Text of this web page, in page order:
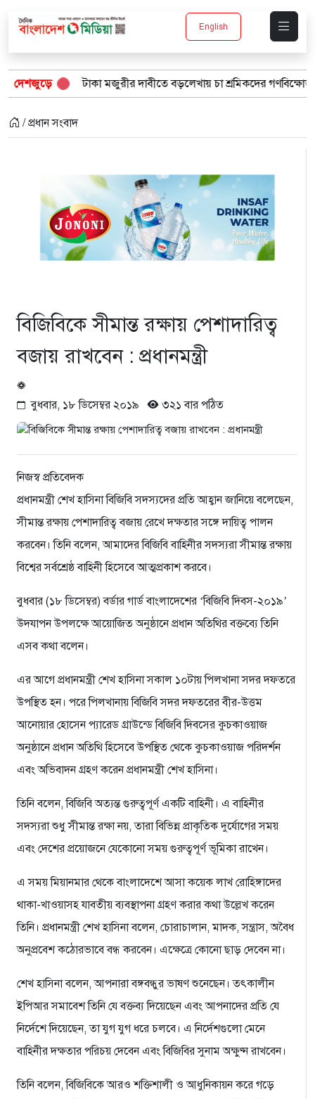
English
দেশজুড়ে
টাকা মজুরীর দাবীতে বড়লেখায় চা শ্রমিকদের গণবিক্ষোভ “১/১১-
/ প্রধান সংবাদ
বিজিবিকে সীমান্ত রক্ষায় পেশাদারিত্ব
বজায় রাখবেন : প্রধানমন্ত্রী
বুধবার, ১৮ ডিসেম্বর ২০১৯ ৩২১ বার পঠিত
নিজস্ব প্রতিবেদক
প্রধানমন্ত্রী শেখ হাসিনা বিজিবি সদস্যদের প্রতি আহ্বান জানিয়ে বলেছেন,
সীমান্ত রক্ষায় পেশাদারিত্ব বজায় রেখে দক্ষতার সঙ্গে দায়িত্ব পালন
করবেন। তিনি বলেন, আমাদের বিজিবি বাহিনীর সদস্যরা সীমান্ত রক্ষায়
বিশ্বের সর্বশ্রেষ্ঠ বাহিনী হিসেবে আত্মপ্রকাশ করবে।
বুধবার (১৮ ডিসেম্বর) বর্ডার গার্ড বাংলাদেশের ‘বিজিবি দিবস-২০১৯’
উদযাপন উপলক্ষে আয়োজিত অনুষ্ঠানে প্রধান অতিথির বক্তব্যে তিনি
এসব কথা বলেন।
এর আগে প্রধানমন্ত্রী শেখ হাসিনা সকাল ১০টায় পিলখানা সদর দফতরে
উপস্থিত হন। পরে পিলখানায় বিজিবি সদর দফতরের বীর-উত্তম
আনোয়ার হোসেন প্যারেড গ্রাউন্ডে বিজিবি দিবসের কুচকাওয়াজ
অনুষ্ঠানে প্রধান অতিথি হিসেবে উপস্থিত থেকে কুচকাওয়াজ পরিদর্শন
এবং অভিবাদন গ্রহণ করেন প্রধানমন্ত্রী শেখ হাসিনা।
তিনি বলেন, বিজিবি অত্যন্ত গুরুত্বপূর্ণ একটি বাহিনী। এ বাহিনীর
সদস্যরা শুধু সীমান্ত রক্ষা নয়, তারা বিভিন্ন প্রাকৃতিক দুর্যোগের সময়
এবং দেশের প্রয়োজনে যেকোনো সময় গুরুত্বপূর্ণ ভূমিকা রাখেন।
এ সময় মিয়ানমার থেকে বাংলাদেশে আসা কয়েক লাখ রোহিঙ্গাদের
থাকা-খাওয়াসহ যাবতীয় ব্যবস্থাপনা গ্রহণ করার কথা উল্লেখ করেন
তিনি। প্রধানমন্ত্রী শেখ হাসিনা বলেন, চোরাচালান, মাদক, সন্ত্রাস, অবৈধ
অনুপ্রবেশ কঠোরভাবে বন্ধ করবেন। এক্ষেত্রে কোনো ছাড় দেবেন না।
শেখ হাসিনা বলেন, আপনারা বঙ্গবন্ধুর ভাষণ শুনেছেন। তৎকালীন
ইপিআর সমাবেশ তিনি যে বক্তব্য দিয়েছেন এবং আপনাদের প্রতি যে
নির্দেশে দিয়েছেন, তা যুগ যুগ ধরে চলবে। এ নির্দেশগুলো মেনে
বাহিনীর দক্ষতার পরিচয় দেবেন এবং বিজিবির সুনাম অক্ষুণ্ন রাখবেন।
তিনি বলেন, বিজিবিকে আরও শক্তিশালী ও আধুনিকায়ন করে গড়ে